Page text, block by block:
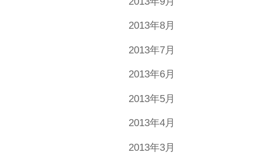
2013年8月
2013年7月
2013年6月
2013年5月
2013年4月
2013年3月